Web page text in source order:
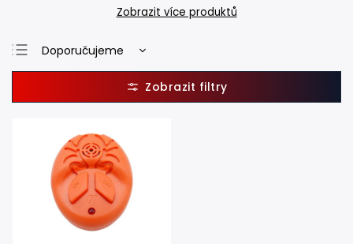
Zobrazit více produktů
Doporučujeme
Nejlevnější
Nejdražší
Abecedně